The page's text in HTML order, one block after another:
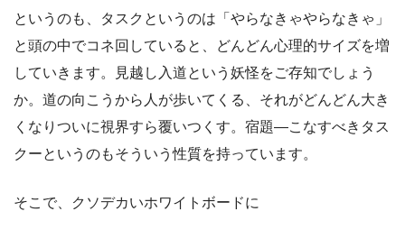
というのも、タスクというのは「やらなきゃやらなきゃ」
と頭の中でコネ回していると、どんどん心理的サイズを増
していきます。見越し入道という妖怪をご存知でしょう
か。道の向こうから人が歩いてくる、それがどんどん大き
くなりついに視界すら覆いつくす。宿題―こなすべきタス
クーというのもそういう性質を持っています。
そこで、クソデカいホワイトボードに